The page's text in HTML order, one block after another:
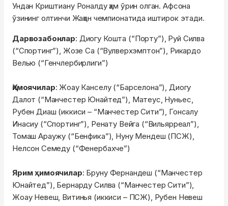
Ундан Криштиану Роналду ҳам ўрин олган. Афсона
ўзининг олтинчи Жаҳон чемпионатида иштирок этади.
Дарвозабонлар: Диогу Кошта (“Порту”), Руй Силва
(“Спортинг”), Жозе Са (“Вулверхэмптон”), Рикардо
Велью (“Генчлербирлиги”)
Ҳимоячилар: Жоау Канселу (“Барселона”), Диогу
Далот (“Манчестер Юнайтед”), Матеуc, Нуньес,
Рубен Диаш (иккиси – “Манчестер Сити”), Гонсалу
Инасиу (“Спортинг”), Ренату Вейга (“Вильярреал”),
Томаш Араужу (“Бенфика”), Нуну Мендеш (ПСЖ),
Нелсон Семеду (“Фенербахче”)
Ярим ҳимоячилар: Бруну Фернандеш (“Манчестер
Юнайтед”), Бернарду Силва (“Манчестер Сити”),
Жоау Невеш, Витинья (иккиси – ПСЖ), Рубен Невеш